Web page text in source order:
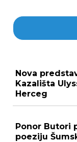
Nova
Kazališta
Herceg
Ponor Butori
poeziju